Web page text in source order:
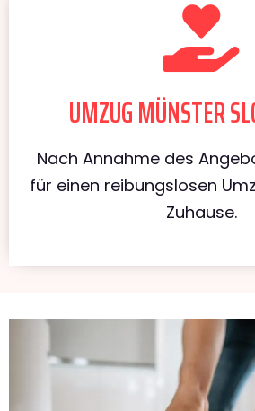
UMZUG MÜNSTER
Nach Annahme des
für einen reibungslosen
Zuhause.